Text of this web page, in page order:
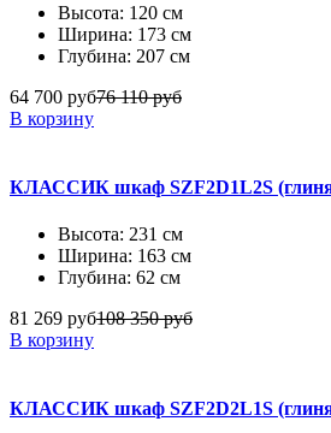
Высота: 120 см
Ширина: 173 см
Глубина: 207 см
64 700 руб76 110 руб
В корзину
КЛАССИК шкаф SZF2D1L2S
Высота: 231 см
Ширина: 163 см
Глубина: 62 см
81 269 руб108 350 руб
В корзину
КЛАССИК шкаф SZF2D2L1S